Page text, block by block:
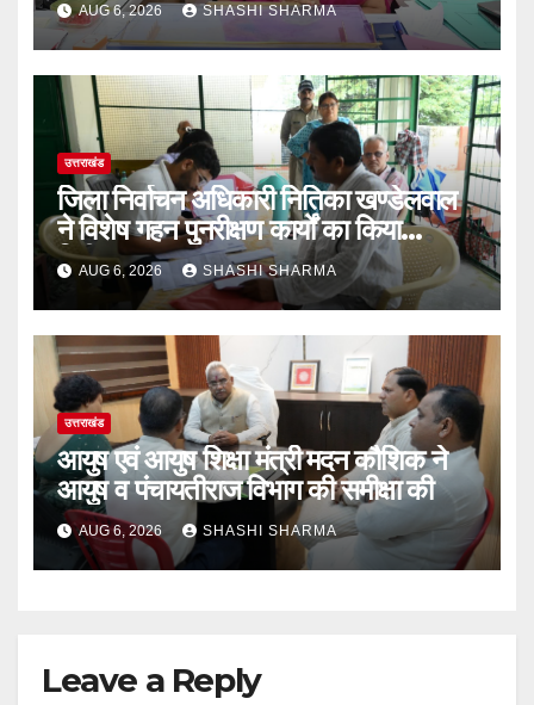
AUG 6, 2026 SHASHI SHARMA
उत्तराखंड
‎जिला निर्वाचन अधिकारी नितिका खण्डेलवाल
ने विशेष गहन पुनरीक्षण कार्यों का किया
निरीक्षण
AUG 6, 2026 SHASHI SHARMA
उत्तराखंड
आयुष एवं आयुष शिक्षा मंत्री मदन कौशिक ने
आयुष व पंचायतीराज विभाग की समीक्षा की
AUG 6, 2026 SHASHI SHARMA
Leave a Reply